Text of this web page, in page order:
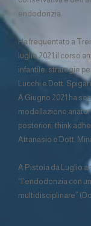
endodonzia.
Ha frequentato a
luglio 2021 il corso
infantile: strategie
Lucchi e Dott.
A Giugno 2021 ha
modellazione
posteriori: think
Attanasio e Dott.
A Pistoia da Luglio a
“l’endodonzia con
multidisciplinare”